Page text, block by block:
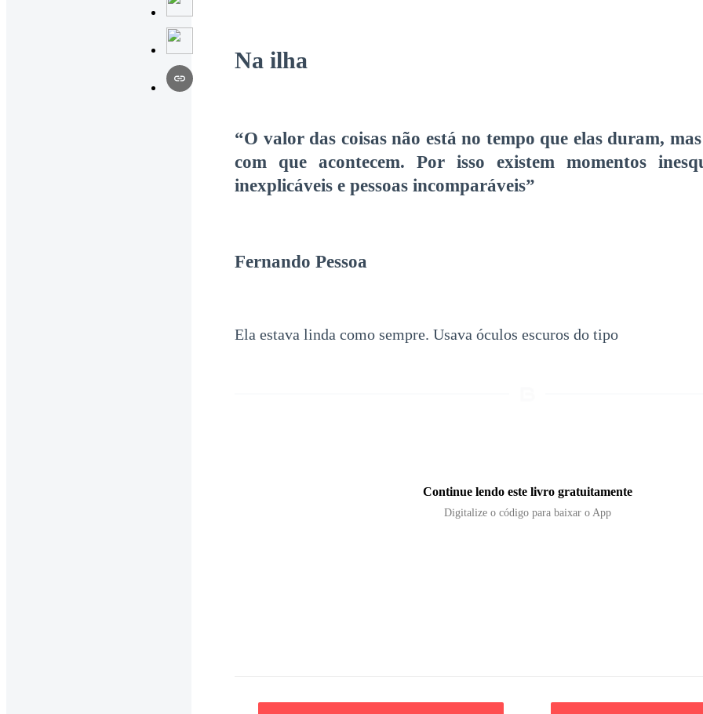
Na ilha
“O valor das coisas não está no tempo que elas duram,
com que acontecem. Por isso existem momentos
inexplicáveis e pessoas incomparáveis”
Fernando Pessoa
Ela estava linda como sempre. Usava óculos escuros do tipo
Continue lendo este livro gratuitamente
Digitalize o código para baixar o App